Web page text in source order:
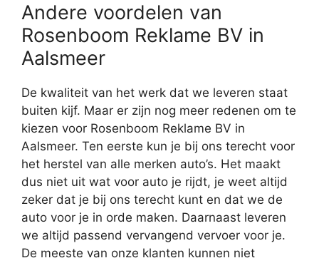
Andere voordelen van
Rosenboom Reklame BV in
Aalsmeer
De kwaliteit van het werk dat we leveren staat
buiten kijf. Maar er zijn nog meer redenen om te
kiezen voor Rosenboom Reklame BV in
Aalsmeer. Ten eerste kun je bij ons terecht voor
het herstel van alle merken auto’s. Het maakt
dus niet uit wat voor auto je rijdt, je weet altijd
zeker dat je bij ons terecht kunt en dat we de
auto voor je in orde maken. Daarnaast leveren
we altijd passend vervangend vervoer voor je.
De meeste van onze klanten kunnen niet